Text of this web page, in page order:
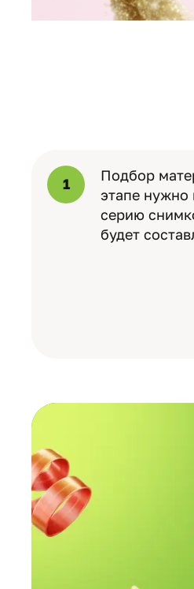
1
Подбор
этапе нужно
серию
будет